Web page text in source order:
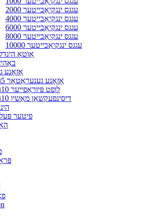
2000 עגגס ינגקיאַבייטער
4000 עגגס ינגקיאַבייטער
6000 עגגס ינגקיאַבייטער
8000 עגגס ינגקיאַבייטער
10000 עגגס ינגקיאַבייטער
אַוטאָ
אָזאָנע
אָזאָנע גענעראַטאָר 5ג-40ג
לופט פּיוראַפייער 10ג-40ג
דיסינפעקשאַן מאַשין 10ג-40ג
פיטער